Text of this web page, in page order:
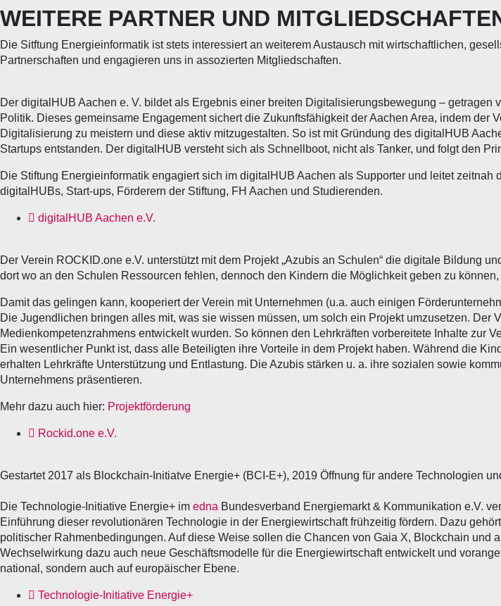
WEITERE PARTNER UND
Die Sitftung Energieinformatik ist stets interessiert an weiterem Austausch mit wirtschaftlichen,
Partnerschaften und engagieren uns in assozierten Mitgliedschaften.
Der digitalHUB Aachen e. V. bildet als Ergebnis einer breiten Digitalisierungsbewegung –
Politik. Dieses gemeinsame Engagement sichert die Zukunftsfähigkeit der Aachen Area, indem
Digitalisierung zu meistern und diese aktiv mitzugestalten. So ist mit Gründung des digitalHUB
Startups entstanden. Der digitalHUB versteht sich als Schnellboot, nicht als Tanker, und folgt den
Die Stiftung Energieinformatik engagiert sich im digitalHUB Aachen als Supporter und leitet
digitalHUBs, Start-ups, Förderern der Stiftung, FH Aachen und Studierenden.
digitalHUB Aachen e.V.
Der Verein ROCKID.one e.V. unterstützt mit dem Projekt „Azubis an Schulen“ die digitale Bildung
dort wo an den Schulen Ressourcen fehlen, dennoch den Kindern die Möglichkeit geben zu
Damit das gelingen kann, kooperiert der Verein mit Unternehmen (u.a. auch einigen
Die Jugendlichen bringen alles mit, was sie wissen müssen, um solch ein Projekt umzusetzen.
Medienkompetenzrahmens entwickelt wurden. So können den Lehrkräften vorbereitete Inhalte zur
Ein wesentlicher Punkt ist, dass alle Beteiligten ihre Vorteile in dem Projekt haben. Während die
erhalten Lehrkräfte Unterstützung und Entlastung. Die Azubis stärken u. a. ihre sozialen sowie
Unternehmens präsentieren.
Mehr dazu auch hier: Projektförderung
Rockid.one e.V.
Gestartet 2017 als Blockchain-Initiatve Energie+ (BCI-E+), 2019 Öffnung für andere Technologien
Die Technologie-Initiative Energie+ im edna Bundesverband Energiemarkt & Kommunikation e.V.
Einführung dieser revolutionären Technologie in der Energiewirtschaft frühzeitig fördern. Dazu
politischer Rahmenbedingungen. Auf diese Weise sollen die Chancen von Gaia X, Blockchain
Wechselwirkung dazu auch neue Geschäftsmodelle für die Energiewirtschaft entwickelt und
national, sondern auch auf europäischer Ebene.
Technologie-Initiative Energie+